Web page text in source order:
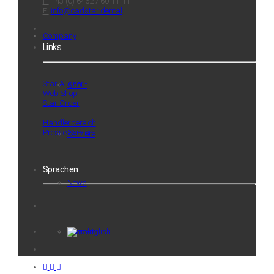
Company
About
Karriere
News
Kontakt
E: info@cadstar.dental
Links
Star Aligner
Web Shop
Star Order
Händlerbereich
Presse Service
Sprachen
English